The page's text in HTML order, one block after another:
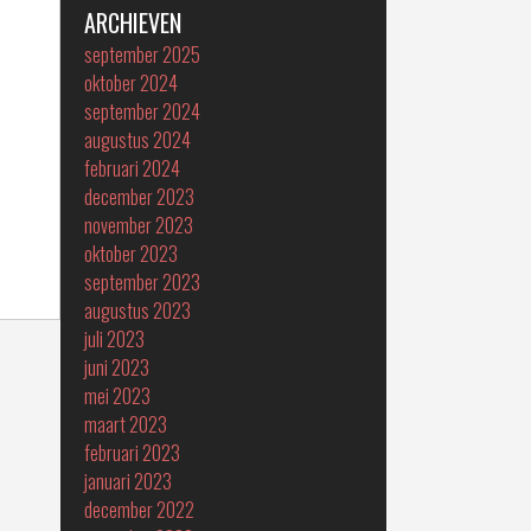
ARCHIEVEN
september 2025
oktober 2024
september 2024
augustus 2024
februari 2024
december 2023
november 2023
oktober 2023
september 2023
augustus 2023
juli 2023
juni 2023
mei 2023
maart 2023
februari 2023
januari 2023
december 2022